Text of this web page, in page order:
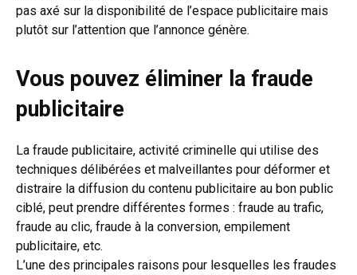
pas axé sur la disponibilité de l’espace publicitaire mais
plutôt sur l’attention que l’annonce génère.
Vous pouvez éliminer la fraude
publicitaire
La fraude publicitaire, activité criminelle qui utilise des
techniques délibérées et malveillantes pour déformer et
distraire la diffusion du contenu publicitaire au bon public
ciblé, peut prendre différentes formes : fraude au trafic,
fraude au clic, fraude à la conversion, empilement
publicitaire, etc.
L’une des principales raisons pour lesquelles les fraudes